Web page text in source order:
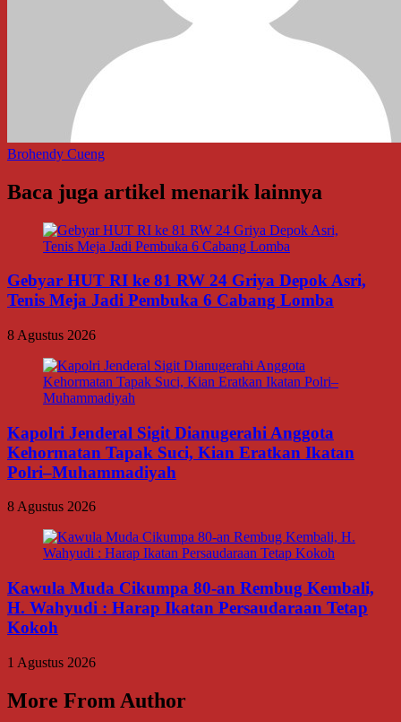
Brohendy Cueng
Baca juga artikel menarik lainnya
Gebyar HUT RI ke 81 RW 24 Griya Depok Asri,
Tenis Meja Jadi Pembuka 6 Cabang Lomba
8 Agustus 2026
Kapolri Jenderal Sigit Dianugerahi Anggota
Kehormatan Tapak Suci, Kian Eratkan Ikatan
Polri–Muhammadiyah
8 Agustus 2026
Kawula Muda Cikumpa 80-an Rembug Kembali,
H. Wahyudi : Harap Ikatan Persaudaraan Tetap
Kokoh
1 Agustus 2026
More From Author